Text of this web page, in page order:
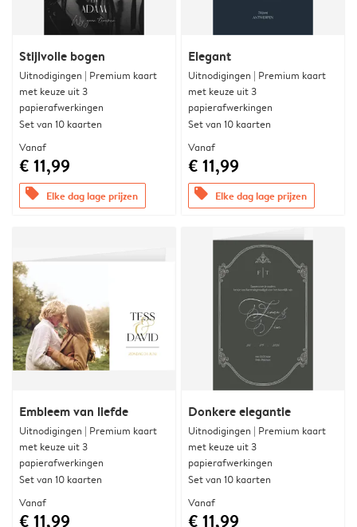
Stijlvolle bogen
Uitnodigingen | Premium kaart
met keuze uit 3
papierafwerkingen
Set van 10 kaarten
Vanaf
€ 11,99
offers Elke dag lage prijzen
Elegant
Uitnodigingen | Premium kaart
met keuze uit 3
papierafwerkingen
Set van 10 kaarten
Vanaf
€ 11,99
offers Elke dag lage prijzen
Embleem van liefde
Uitnodigingen | Premium kaart
met keuze uit 3
papierafwerkingen
Set van 10 kaarten
Vanaf
€ 11,99
Donkere elegantie
Uitnodigingen | Premium kaart
met keuze uit 3
papierafwerkingen
Set van 10 kaarten
Vanaf
€ 11,99